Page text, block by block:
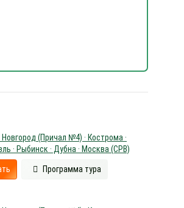
(Причал №4) · Кострома ·
· Рыбинск · Дубна · Москва (СРВ)
Программа тура